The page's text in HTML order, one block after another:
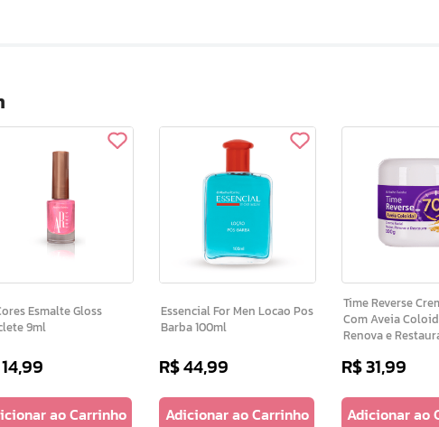
Gloss
9ml
14,99
ao Carrinho
Essencial For Men Locao Pos
Barba 100ml
R$44,99
Adicionar ao Carrinho
Time Reverse Creme Facial
Com Aveia
Renova e
R$31,99
Adicionar ao